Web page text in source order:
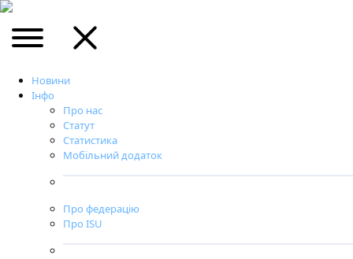
Новини
Інфо
Про нас
Статут
Статистика
Мобільний додаток
Про федерацію
Про ISU